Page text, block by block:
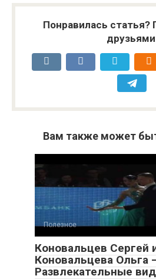
Понравилась статья?
Вам также может
Полезное
Коновальцев Сергей
Коновальцева Ольга
Развлекательные